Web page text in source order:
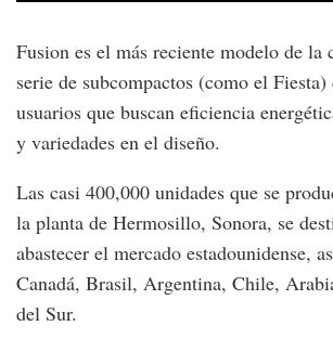
Fusion es el más reciente modelo de la
serie de subcompactos (como el Fiesta)
usuarios que buscan eficiencia
y variedades en el diseño.
Las casi 400,000 unidades que se
la planta de Hermosillo, Sonora, se
abastecer el mercado estadounidense,
Canadá, Brasil, Argentina, Chile,
del Sur.